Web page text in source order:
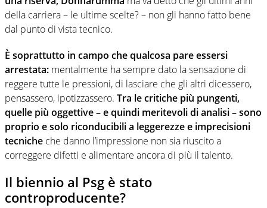
della carriera – le ultime scelte? – non gli hanno fatto bene
dal punto di vista tecnico.
È soprattutto in campo che qualcosa pare essersi
arrestata: mentalmente ha sempre dato la sensazione di
reggere tutte le pressioni, di lasciare che gli altri dicessero,
pensassero, ipotizzassero. Tra le critiche più pungenti,
quelle più oggettive – e quindi meritevoli di analisi – sono
proprio e solo riconducibili a leggerezze e imprecisioni
tecniche che danno l’impressione non sia riuscito a
correggere difetti e alimentare ancora di più il talento.
Il biennio al Psg è stato
controproducente?